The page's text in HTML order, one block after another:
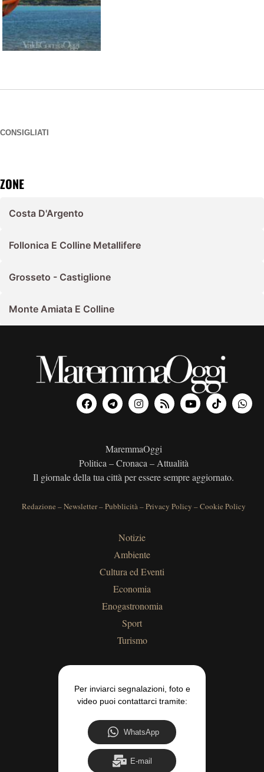
CONSIGLIATI
ZONE
Costa D'Argento
Follonica E Colline Metallifere
Grosseto - Castiglione
Monte Amiata E Colline
MaremmaOggi
Politica – Cronaca – Attualità
Il giornale della tua città per essere sempre aggiornato.
Redazione –Newsletter–Pubblicità–Privacy Policy –Cookie Policy
Notizie
Ambiente
Cultura ed Eventi
Economia
Enogastronomia
Sport
Turismo
Per inviarci segnalazioni, foto e
video puoi contattarci tramite:
WhatsApp
E-mail